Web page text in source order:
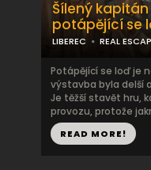
Šílený
potápějící se
LIBEREC REAL
Potápějící se loď je
výstavba byla delší
Je těžší stavět hru,
provozu, protože
READ MORE!